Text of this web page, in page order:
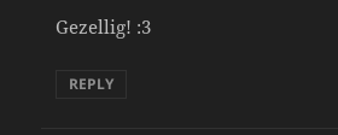
Gezellig! :3
REPLY